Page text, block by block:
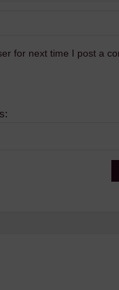
for next time I post a